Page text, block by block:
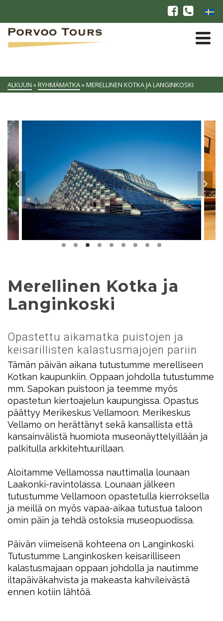
ALKUUN »RYHMÄMATKA»MERELLINEN KOTKA JA LANGINKOSKI
Merellinen Kotka ja
Langinkoski
Opastettu aikamatka puistojen ja
keisarillisten kalastusmajojen pariin
Tämän päivän aikana tutustumme merelliseen
Kotkan kaupunkiin. Oppaan johdolla tutustumme
mm. Sapokan puistoon ja teemme myös
opastetun kiertoajelun kaupungissa. Opastus
päättyy Merikeskus Vellamoon. Merikeskus
Vellamo on herättänyt sekä kansallista että
kansainvälistä huomiota museonäyttelyillään ja
palkitulla arkkitehtuurillaan.
Aloitamme Vellamossa nauttimalla lounaan
Laakonki-ravintolassa. Lounaan jälkeen
tutustumme Vellamoon opastetulla kierroksella
ja meillä on myös vapaa-aikaa tutustua taloon
omin päin ja tehdä ostoksia museopuodissa.
Päivän viimeisenä kohteena on Langinkoski.
Tutustumme Langinkosken keisarilliseen
kalastusmajaan oppaan johdolla ja nautimme
iltapäiväkahvista ja makeasta kahvileivästä
ennen kotiin lähtöä.